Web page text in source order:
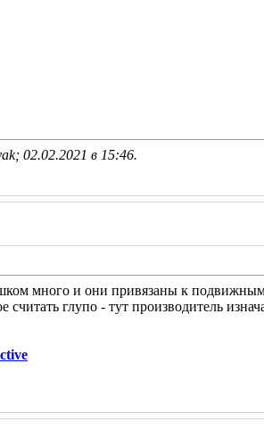
02.02.2021 в 15:46.
много и они привязаны к подвижным
глупо - тут производитель